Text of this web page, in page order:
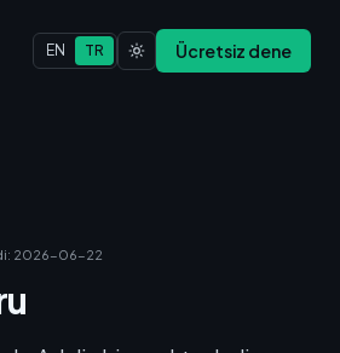
EN TR Ücretsiz dene
: 2026-06-22